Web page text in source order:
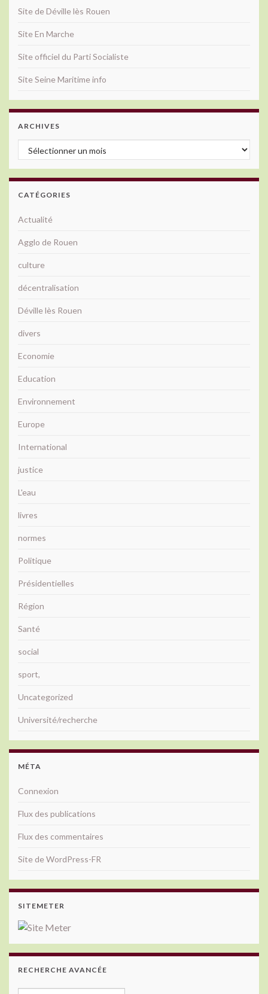
Site de Déville lès Rouen
Site En Marche
Site officiel du Parti Socialiste
Site Seine Maritime info
ARCHIVES
Archives
CATÉGORIES
Actualité
Agglo de Rouen
culture
décentralisation
Déville lès Rouen
divers
Economie
Education
Environnement
Europe
International
justice
L'eau
livres
normes
Politique
Présidentielles
Région
Santé
social
sport,
Uncategorized
Université/recherche
MÉTA
Connexion
Flux des publications
Flux des commentaires
Site de WordPress-FR
SITEMETER
RECHERCHE AVANCÉE